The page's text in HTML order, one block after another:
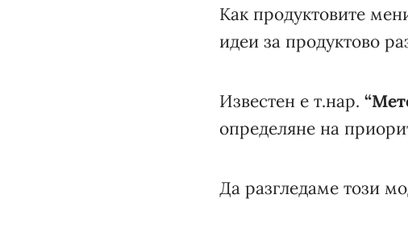
Как продуктовите
идеи за продуктово
Известен е т.нар.
определяне на
Да разгледаме този